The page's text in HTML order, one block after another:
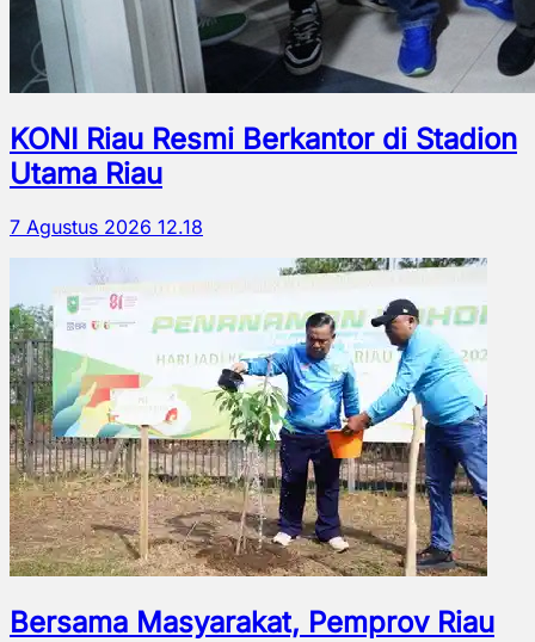
KONI Riau Resmi Berkantor di Stadion
Utama Riau
7 Agustus 2026 12.18
Bersama Masyarakat, Pemprov Riau